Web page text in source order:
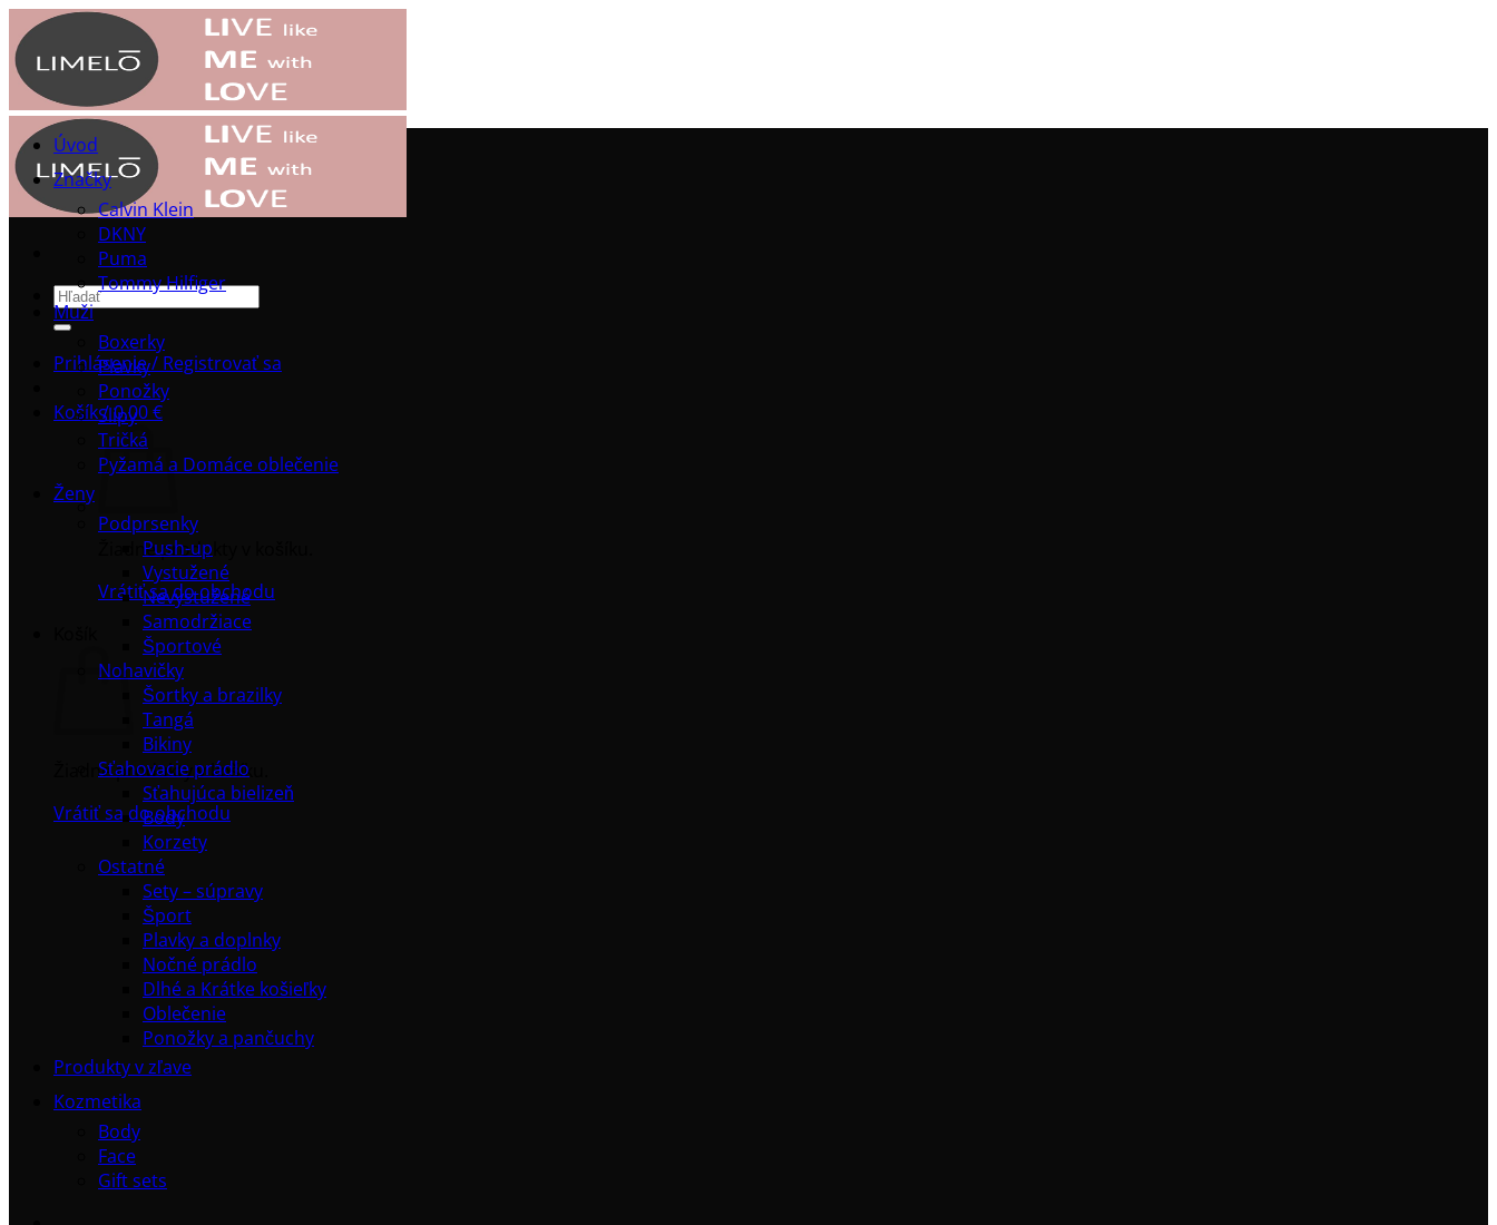
Přeskočit
na
obsah
Hľadať:
Prihlásenie / Registrovať sa
Košík /0.00€
Žiadne produkty v košíku.
Vrátiť sa do obchodu
Žiadne produkty v košíku.
Vrátiť sa do obchodu
Úvod
Značky
Calvin Klein
DKNY
Puma
Tommy Hilfiger
Muži
Boxerky
Plavky
Ponožky
Slipy
Tričká
Pyžamá a Domáce oblečenie
Ženy
Podprsenky
Push-up
Vystužené
Nevystužené
Samodržiace
Športové
Nohavičky
Šortky a brazilky
Tangá
Bikiny
Sťahovacie prádlo
Sťahujúca bielizeň
Body
Korzety
Ostatné
Sety – súpravy
Šport
Plavky a doplnky
Nočné prádlo
Dlhé a Krátke košieľky
Oblečenie
Ponožky a pančuchy
Produkty v zľave
Kozmetika
Body
Face
Gift sets